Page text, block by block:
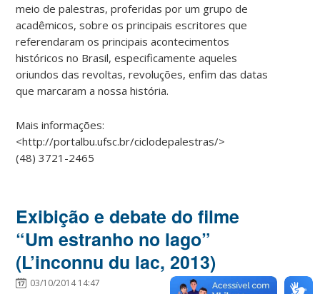
meio de palestras, proferidas por um grupo de
acadêmicos, sobre os principais escritores que
referendaram os principais acontecimentos
históricos no Brasil, especificamente aqueles
oriundos das revoltas, revoluções, enfim das datas
que marcaram a nossa história.
Mais informações:
<http://portalbu.ufsc.br/ciclodepalestras/>
(48) 3721-2465
Exibição e debate do filme
“Um estranho no lago”
(L’inconnu du lac, 2013)
03/10/2014 14:47